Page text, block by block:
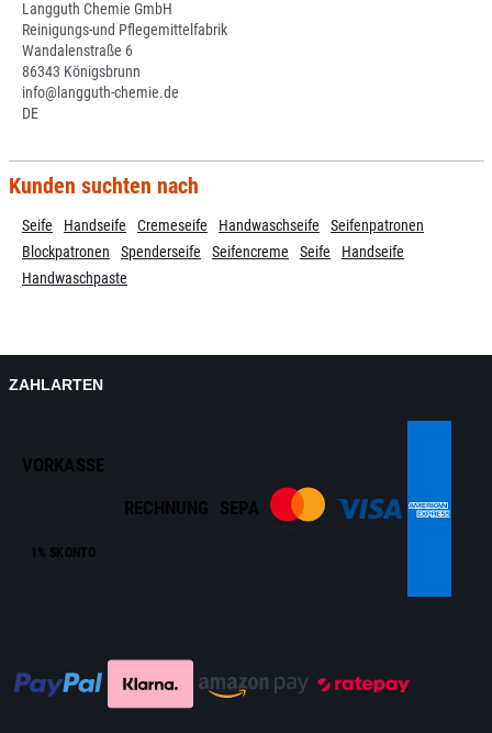
Langguth Chemie GmbH
Reinigungs-und Pflegemittelfabrik
Wandalenstraße 6
86343 Königsbrunn
info@langguth-chemie.de
DE
Kunden suchten nach
Seife Handseife Cremeseife Handwaschseife
Seifenpatronen
Blockpatronen
Spenderseife Seifencreme Seife
Handseife
Handwaschpaste
ZAHLARTEN
VORKASSE
1% SKONTO
RECHNUNG SEPA